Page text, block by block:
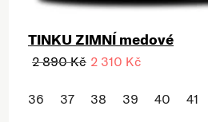
TINKU ZIMNÍ medové
2 890 Kč 2 310 Kč
36 37 38 39 40 41